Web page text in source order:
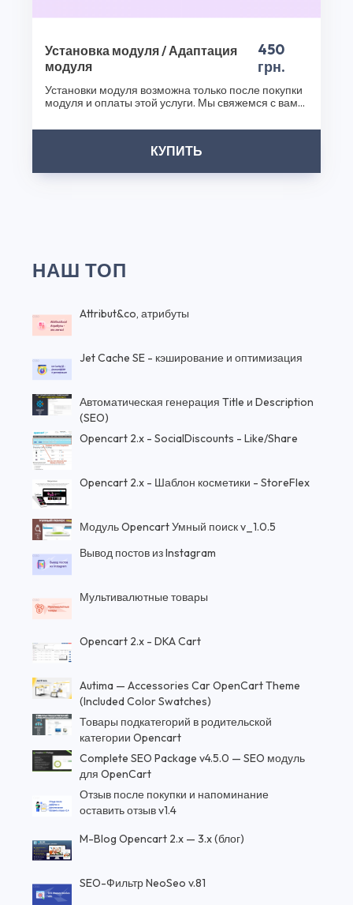
Установка модуля / Адаптация
модуля
450
грн.
Установки модуля возможна только после покупки
модуля и оплаты этой услуги. Мы свяжемся с вами
КУПИТЬ
НАШ ТОП
Attribut&co, атрибуты
Jet Cache SE - кэширование и оптимизация
Автоматическая генерация Title и Description
(SEO)
Opencart 2.x - SocialDiscounts - Like/Share
Opencart 2.x - Шаблон косметики - StoreFlex
Модуль Opencart Умный поиск v_1.0.5
Вывод постов из Instagram
Мультивалютные товары
Opencart 2.x - DKA Cart
Autima — Accessories Car OpenCart Theme
(Included Color Swatches)
Товары подкатегорий в родительской
категории Opencart
Complete SEO Package v4.5.0 — SEO модуль
для OpenCart
Отзыв после покупки и напоминание
оставить отзыв v1.4
M-Blog Opencart 2.x — 3.x (блог)
SEO-Фильтр NeoSeo v.81